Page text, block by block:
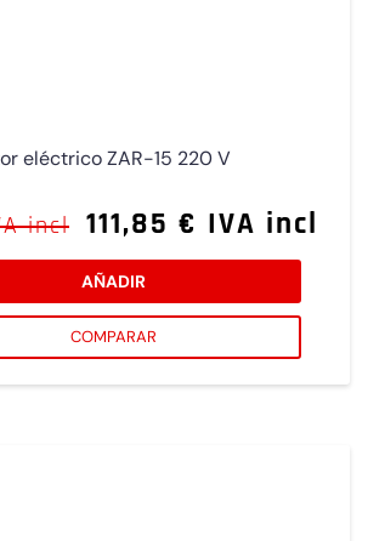
eléctrico ZAR-15 220 V
incl 111,85 € IVA incl
AÑADIR
COMPARAR